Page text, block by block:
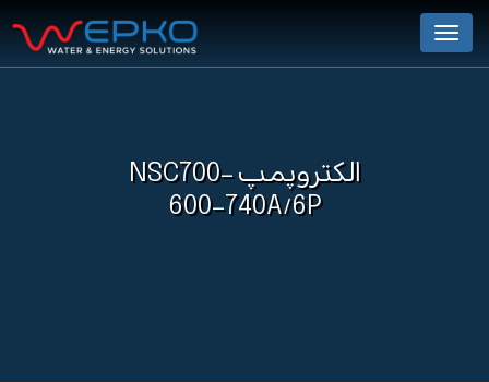
Menu
الکتروپمپ NSC700-
600-740A/6P